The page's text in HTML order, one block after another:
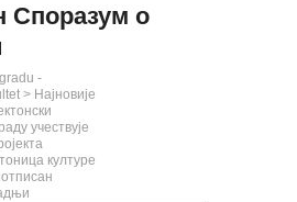
Споразум о
-
> Најновије
учествује
културе